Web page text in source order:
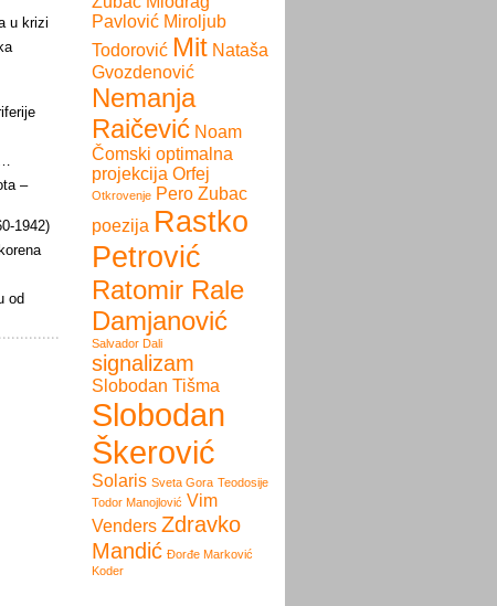
u krizi
–
1942)
od
Pavlović Miroljub
Todorović Mit Nataša
Gvozdenović
Nemanja
Raičević Noam
Čomski optimalna
projekcija Orfej
Otkrovenje Pero Zubac
poezija Rastko
Petrović
Ratomir Rale
Damjanović
Salvador Dali
signalizam
Slobodan Tišma
Slobodan
Škerović
Solaris Sveta Gora Teodosije
Todor Manojlović Vim
Venders Zdravko
Mandić Đorđe Marković
Koder